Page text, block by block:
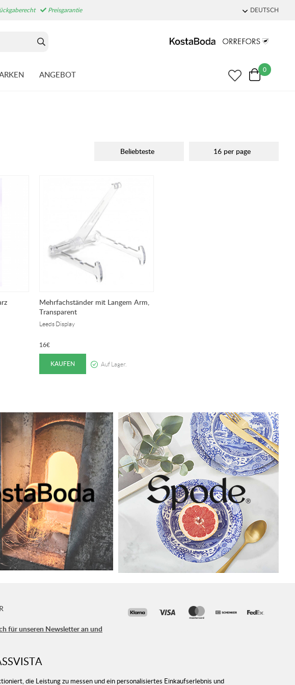
die Leistung zu messen und ein personalisiertes Einkaufserlebnis und
Preisgarantie DEUTSCH
ANGEBOT 0
Beliebteste 16 per page
Mehrfachständer mit Langem Arm,
Transparent
Leeds Display
16€
KAUFEN Auf Lager.
für unseren Newsletter an und